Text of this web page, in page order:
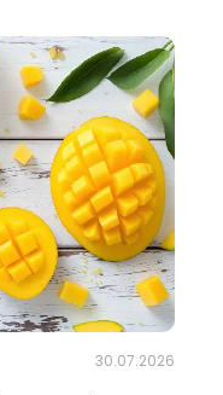
30.07.2026